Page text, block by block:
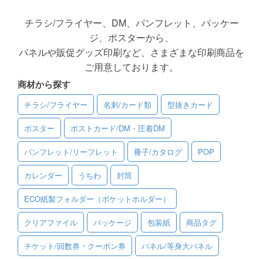
フルデザイン
データ修正
写真からイラスト作成
デザイン制作例
ご利用料金
ご利用ガイド
ご利用の流れ
ご注文方法について
キャンセルについて
FAQ（よくあるご質問）
チラシ/フライヤー、DM、パンフレット、パッケー
ジ、ポスターから、
パネルや販促グッズ印刷など、さまざまな印刷商品を
ご用意しております。
商材から探す
チラシ/フライヤー 名刺/カード類 型抜きカード
ポスター ポストカード/DM・圧着DM
パンフレット/リーフレット 冊子/カタログ POP
カレンダー うちわ 封筒
ECO紙製フォルダー（ポケットホルダー）
クリアファイル パッケージ 包装紙 商品タグ
チケット/回数券・クーポン券 パネル/等身大パネル